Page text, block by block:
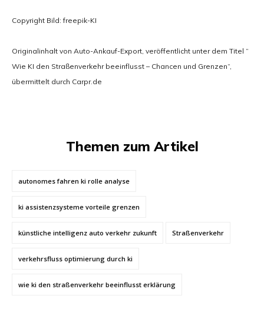
Copyright Bild: freepik-KI
Originalinhalt von Auto-Ankauf-Export, veröffentlicht unter dem Titel “
Wie KI den Straßenverkehr beeinflusst – Chancen und Grenzen“,
übermittelt durch Carpr.de
Themen zum Artikel
autonomes fahren ki rolle analyse
ki assistenzsysteme vorteile grenzen
künstliche intelligenz auto verkehr zukunft Straßenverkehr
verkehrsfluss optimierung durch ki
wie ki den straßenverkehr beeinflusst erklärung